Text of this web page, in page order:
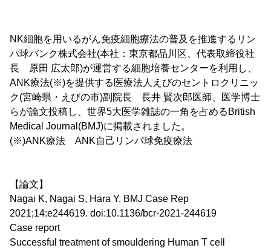
NK細胞を用いるがん免疫細胞療法の普及を推進するリン
パ球バンク株式会社(本社：東京都品川区、代表取締役社
長 原田 広太郎)が運営する細胞培養センターを利用し、
ANK療法(※)を提供する医療法人えびのセントロクリニッ
ク(宮崎県・えびの市)副院長 長井 賢次郎医師、医学博士
らが論文投稿し、世界5大医学雑誌の一角を占めるBritish
Medical Journal(BMJ)に掲載されました。
(※)ANK療法 ANK自己リンパ球免疫療法
【論文】
Nagai K, Nagai S, Hara Y. BMJ Case Rep
2021;14:e244619. doi:10.1136/bcr-2021-244619
Case report
Successful treatment of smouldering Human T cell